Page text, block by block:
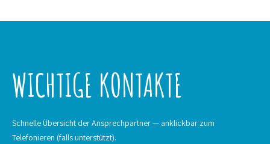
WICHTIGE KONTAKTE
Schnelle Übersicht der Ansprechpartner — anklickbar zum
Telefonieren (falls unterstützt).